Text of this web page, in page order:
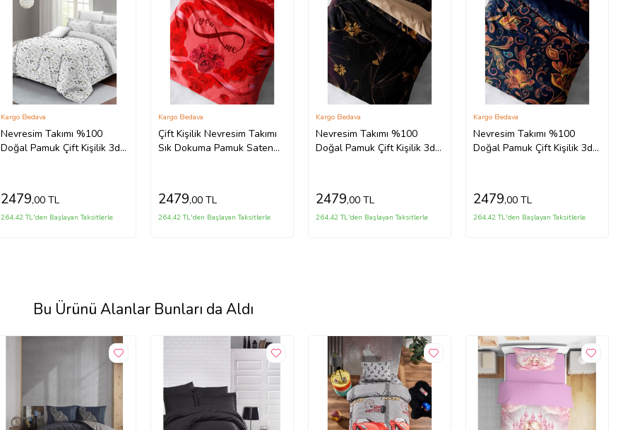
Nevresim Takımı %100
Doğal Pamuk Çift Kişilik 3d
Kargo Bedava
2479,00 TL
264,42 TL'den Başlayan Taksitlerle
Çift Kişilik Nevresim Takımı
Sık Dokuma Pamuk Saten
Kargo Bedava
2479,00 TL
264,42 TL'den Başlayan Taksitlerle
Nevresim Takımı %100
Doğal Pamuk Çift Kişilik 3d
Kargo Bedava
2479,00 TL
264,42 TL'den Başlayan Taksitlerle
Nevresim Takımı %100
Doğal Pamuk Çift Kişilik 3d
Kargo Bedava
2479,00 TL
264,42 TL'den Başlayan Taksitlerle
Bu Ürünü Alanlar Bunları da Aldı